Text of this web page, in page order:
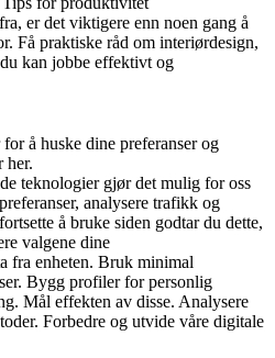
er det viktigere enn noen gang å
Få praktiske råd om interiørdesign,
kan jobbe effektivt og
å huske dine preferanser og
her.
teknologier gjør det mulig for oss
analysere trafikk og
å bruke siden godtar du dette,
valgene dine
fra enheten. Bruk minimal
Bygg profiler for personlig
Mål effekten av disse. Analysere
Forbedre og utvide våre digitale